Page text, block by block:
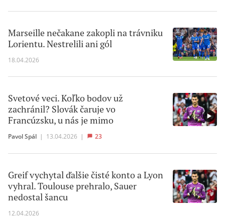
Marseille nečakane zakopli na trávniku
Lorientu. Nestrelili ani gól
18.04.2026
Svetové veci. Koľko bodov už
zachránil? Slovák čaruje vo
Francúzsku, u nás je mimo
Pavol Spál | 13.04.2026 | 23
Greif vychytal ďalšie čisté konto a Lyon
vyhral. Toulouse prehralo, Sauer
nedostal šancu
12.04.2026